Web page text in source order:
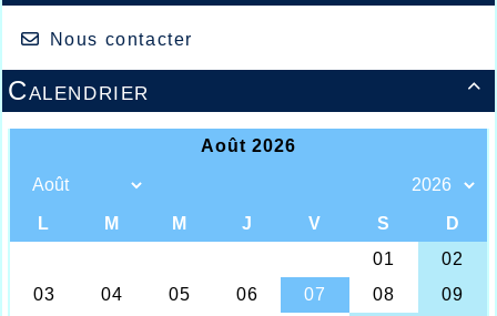
Nous contacter

Calendrier
Agathe DELAHOUTRE (34) Meeting de
A peine la page interclubs tournée que les
compétitions dans une semaine une fois de
Meeting National de Montreuil en région
parisienne où Agathe Delahoutre était
retenue afin de participer à la série 2 du
800m féminin national de très bon niveau.
Agathe devait réaliser pour l’occasion une